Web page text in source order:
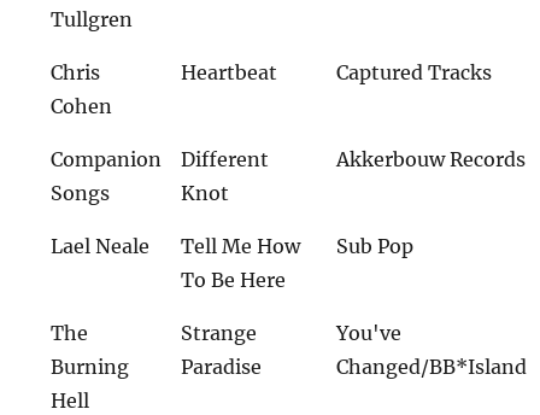
Tullgren
Chris
Cohen
Heartbeat Captured Tracks
Companion
Songs
Different
Knot
Akkerbouw Records
Lael Neale
Tell Me How
To Be Here
Sub Pop
The
Burning
Hell
Strange
Paradise
You've
Changed/BB*Island